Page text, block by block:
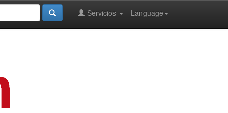
Language
Servicios